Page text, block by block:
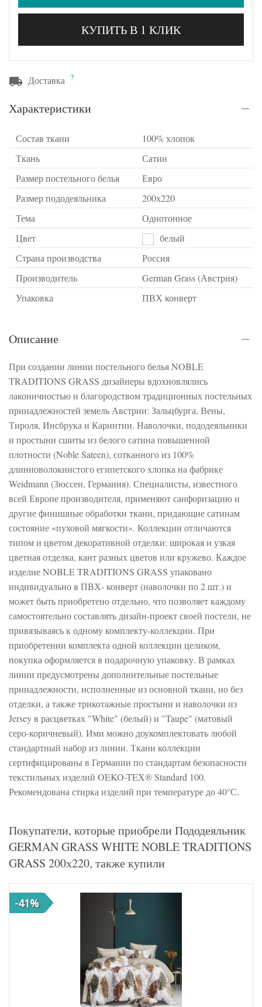
КУПИТЬ В 1 КЛИК
Доставка ?
Характеристики
Состав ткани
100% хлопок
Ткань
Сатин
Размер постельного белья
Евро
Размер пододеяльника
200х220
Тема
Однотонное
Цвет
белый
Страна производства
Россия
Производитель
German Grass (Австрия)
Упаковка
ПВХ конверт
Описание
При создании линии постельного белья NOBLE
TRADITIONS GRASS дизайнеры вдохновлялись
лаконичностью и благородством традиционных постельных
принадлежностей земель Австрии: Зальцбурга, Вены,
Тироля, Инсбрука и Каринтии. Наволочки, пододеяльники
и простыни сшиты из белого сатина повышенной
плотности (Noble Sateen), сотканного из 100%
длинноволокнистого египетского хлопка на фабрике
Weidmann (Зюссен, Германия). Специалисты, известного
всей Европе производителя, применяют санфоризацию и
другие финишные обработки ткани, придающие сатинам
состояние «пуховой мягкости». Коллекции отличаются
типом и цветом декоративной отделки: широкая и узкая
цветная отделка, кант разных цветов или кружево. Каждое
изделие NOBLE TRADITIONS GRASS упаковано
индивидуально в ПВХ- конверт (наволочки по 2 шт.) и
может быть приобретено отдельно, что позволяет каждому
самостоятельно составлять дизайн-проект своей постели, не
привязываясь к одному комплекту-коллекции. При
приобретении комплекта одной коллекции целиком,
покупка оформляется в подарочную упаковку. В рамках
линии предусмотрены дополнительные постельные
принадлежности, исполненные из основной ткани, но без
отделки, а также трикотажные простыни и наволочки из
Jersey в расцветках "White" (белый) и "Taupe" (матовый
серо-коричневый). Ими можно доукомплектовать любой
стандартный набор из линии. Ткани коллекции
сертифицированы в Германии по стандартам безопасности
текстильных изделий OEKO-TEX® Standard 100.
Рекомендована стирка изделий при температуре до 40°С.
Покупатели, которые приобрели Пододеяльник
GERMAN GRASS WHITE NOBLE TRADITIONS
GRASS 200х220, также купили
-41%